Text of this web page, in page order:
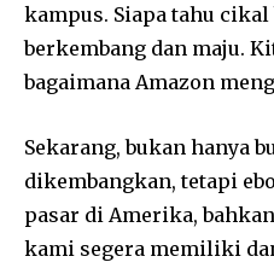
kampus. Siapa tahu
berkembang dan maju.
bagaimana Amazon
Sekarang, bukan hanya
dikembangkan, tetapi
pasar di Amerika,
kami segera memiliki